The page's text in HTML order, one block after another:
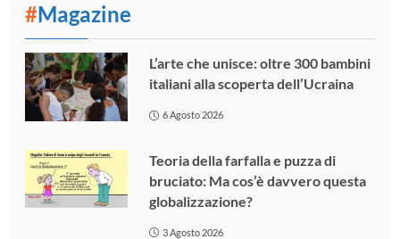
#Magazine
L’arte che unisce: oltre 300 bambini
italiani alla scoperta dell’Ucraina
6 Agosto 2026
Teoria della farfalla e puzza di
bruciato: Ma cos’è davvero questa
globalizzazione?
3 Agosto 2026